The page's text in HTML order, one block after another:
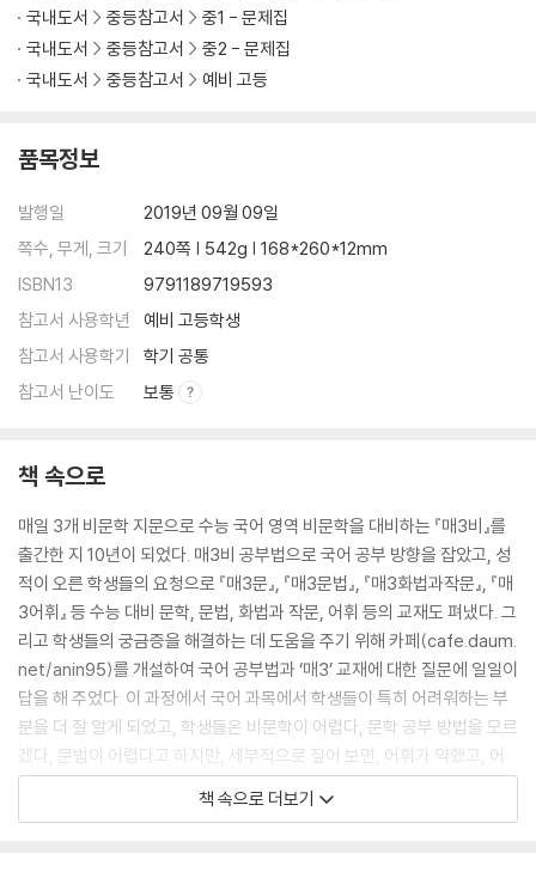
국내도서
중등참고서
중1 - 문제집
국내도서
중등참고서
중2 - 문제집
국내도서
중등참고서 예비 고등
품목정보
발행일
2019년 09월 09일
쪽수, 무게, 크기
240쪽 | 542g | 168*260*12mm
ISBN13
9791189719593
참고서 사용학년
예비 고등학생
참고서 사용학기
학기 공통
참고서 난이도
보통
책 속으로
매일 3개 비문학 지문으로 수능 국어 영역 비문학을 대비하는 『매3비』를
출간한 지 10년이 되었다. 매3비 공부법으로 국어 공부 방향을 잡았고, 성
적이 오른 학생들의 요청으로 『매3문』, 『매3문법』, 『매3화법과작문』, 『매
3어휘』 등 수능 대비 문학, 문법, 화법과 작문, 어휘 등의 교재도 펴냈다. 그
리고 학생들의 궁금증을 해결하는 데 도움을 주기 위해 카페(cafe.daum.
net/anin95)를 개설하여 국어 공부법과 ‘매3’ 교재에 대한 질문에 일일이
답을 해 주었다. 이 과정에서 국어 과목에서 학생들이 특히 어려워하는 부
분을 더 잘 알게 되었고, 학생들은 비문학이 어렵다, 문학 공부 방법을 모르
겠다, 문법이 어렵다고 하지만, 세부적으로 짚어 보면, 어휘가 약했고, 어
렴풋이 아는 것을 확실하게 안다고 생각하고 넘긴 어휘들로 인해 지문을
독해하는 데 어려움을 겪을 뿐만 아니라 질문의 핵심도 놓치는 경우가 많
책 속으로 더보기